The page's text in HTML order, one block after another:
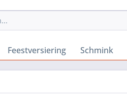
Feestversiering Schmink